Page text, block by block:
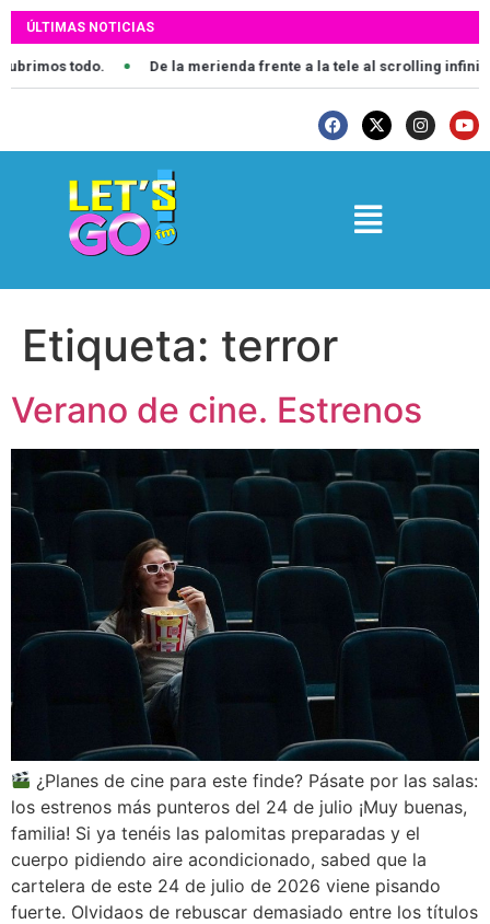
ÚLTIMAS NOTICIAS
todo. De la merienda frente a la tele al scrolling infinito:
Etiqueta: terror
Verano de cine. Estrenos
¿Planes de cine para este finde? Pásate por las salas:
los estrenos más punteros del 24 de julio ¡Muy buenas,
familia! Si ya tenéis las palomitas preparadas y el
cuerpo pidiendo aire acondicionado, sabed que la
cartelera de este 24 de julio de 2026 viene pisando
fuerte. Olvidaos de rebuscar demasiado entre los títulos